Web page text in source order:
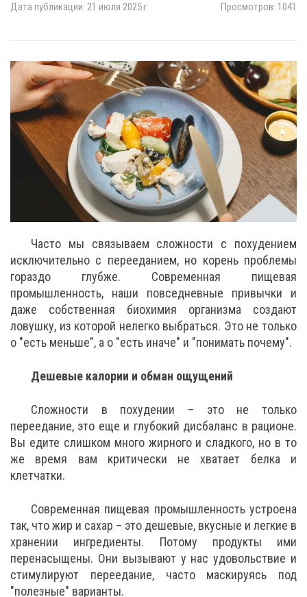
Дата публикации: 21 июля 2025 г. Просмотров: 1041
Часто мы связываем сложности с похудением
исключительно с перееданием, но корень проблемы
гораздо глубже. Современная пищевая
промышленность, наши повседневные привычки и
даже собственная биохимия организма создают
ловушку, из которой нелегко выбраться. Это не только
о "есть меньше", а о "есть иначе" и "понимать почему".
Дешевые калории и обман ощущений
Сложности в похудении – это не только
переедание, это еще и глубокий дисбаланс в рационе.
Вы едите слишком много жирного и сладкого, но в то
же время вам критически не хватает белка и
клетчатки.
Современная пищевая промышленность устроена
так, что жир и сахар – это дешевые, вкусные и легкие в
хранении ингредиенты. Потому продукты ими
перенасыщены. Они вызывают у нас удовольствие и
стимулируют переедание, часто маскируясь под
"полезные" варианты.